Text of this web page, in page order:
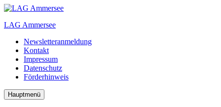
Zum
springen
LAG Ammersee
Newsletteranmeldung
Kontakt
Impressum
Datenschutz
Förderhinweis
Hauptmenü